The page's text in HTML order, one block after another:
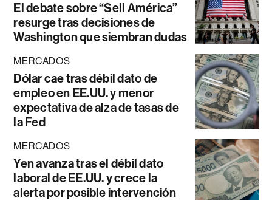
El debate sobre “Sell América”
resurge tras decisiones de
Washington que siembran dudas
MERCADOS
Dólar cae tras débil dato de
empleo en EE.UU. y menor
expectativa de alza de tasas de
la Fed
MERCADOS
Yen avanza tras el débil dato
laboral de EE.UU. y crece la
alerta por posible intervención